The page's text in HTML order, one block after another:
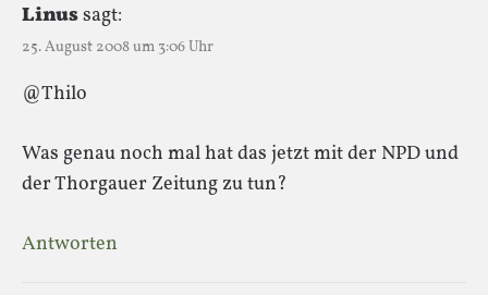
Linussagt:
25. August 2008 um 3:06 Uhr
@Thilo
Was genau noch mal hat das jetzt mit der NPD und
der Thorgauer Zeitung zu tun?
Antworten